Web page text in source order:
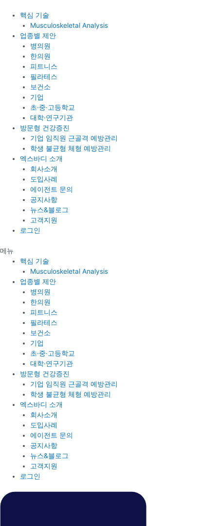
핵심 기술
Musculoskeletal Analysis
업종별 제안
병의원
한의원
피트니스
필라테스
보건소
기업
초·중·고등학교
대학·연구기관
방문형 건강증진
기업 임직원 근골격 예방관리
학생 불균형 체형 예방관리
엑스바디 소개
회사소개
도입사례
에이전트 문의
공지사항
뉴스&블로그
고객지원
로그인
메뉴
핵심 기술
Musculoskeletal Analysis
업종별 제안
병의원
한의원
피트니스
필라테스
보건소
기업
초·중·고등학교
대학·연구기관
방문형 건강증진
기업 임직원 근골격 예방관리
학생 불균형 체형 예방관리
엑스바디 소개
회사소개
도입사례
에이전트 문의
공지사항
뉴스&블로그
고객지원
로그인